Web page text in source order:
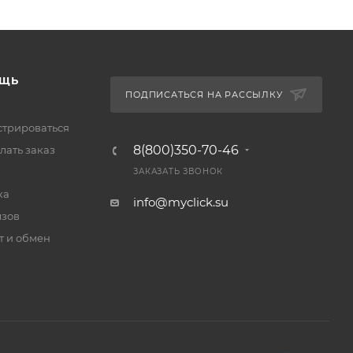
заказ
и обмен
ПОДПИСАТЬСЯ НА РАССЫЛКУ
8(800)350-70-46
ЗАКАЗАТЬ ЗВОНОК
info@myclick.su